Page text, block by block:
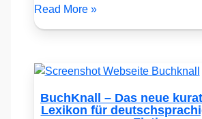
Read More »
BuchKnall – Das neue
Lexikon für